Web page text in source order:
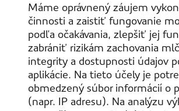
Máme oprávnený záujem
činnosti a zaistiť fungovanie
podľa očakávania, zlepšiť jej
zabrániť rizikám zachovania
integrity a dostupnosti údajov
aplikácie. Na tieto účely je
obmedzený súbor informácií o
(napr. IP adresu). Na analýzu